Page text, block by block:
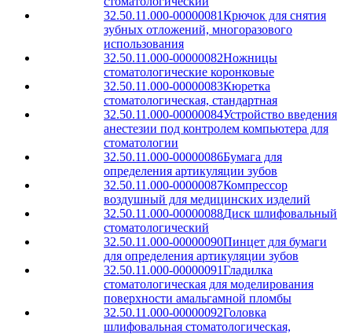
32.50.11.000-00000081Крючок для снятия
зубных отложений, многоразового
использования
32.50.11.000-00000082Ножницы
стоматологические коронковые
32.50.11.000-00000083Кюретка
стоматологическая, стандартная
32.50.11.000-00000084Устройство введения
анестезии под контролем компьютера для
стоматологии
32.50.11.000-00000086Бумага для
определения артикуляции зубов
32.50.11.000-00000087Компрессор
воздушный для медицинских изделий
32.50.11.000-00000088Диск шлифовальный
стоматологический
32.50.11.000-00000090Пинцет для бумаги
для определения артикуляции зубов
32.50.11.000-00000091Гладилка
стоматологическая для моделирования
поверхности амальгамной пломбы
32.50.11.000-00000092Головка
шлифовальная стоматологическая,